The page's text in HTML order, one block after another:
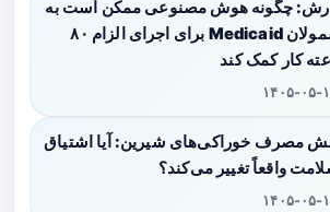
چگونه هوش مصنوعی ممکن است به
مشمولان Medicaid برای اجرای الزام ۸۰
کار کمک کند
۰۵-۱۸
مصرف خوراکی‌های شیرین: آیا اشتیاق
واقعاً تغییر می‌کند؟
۰۵-۱۷